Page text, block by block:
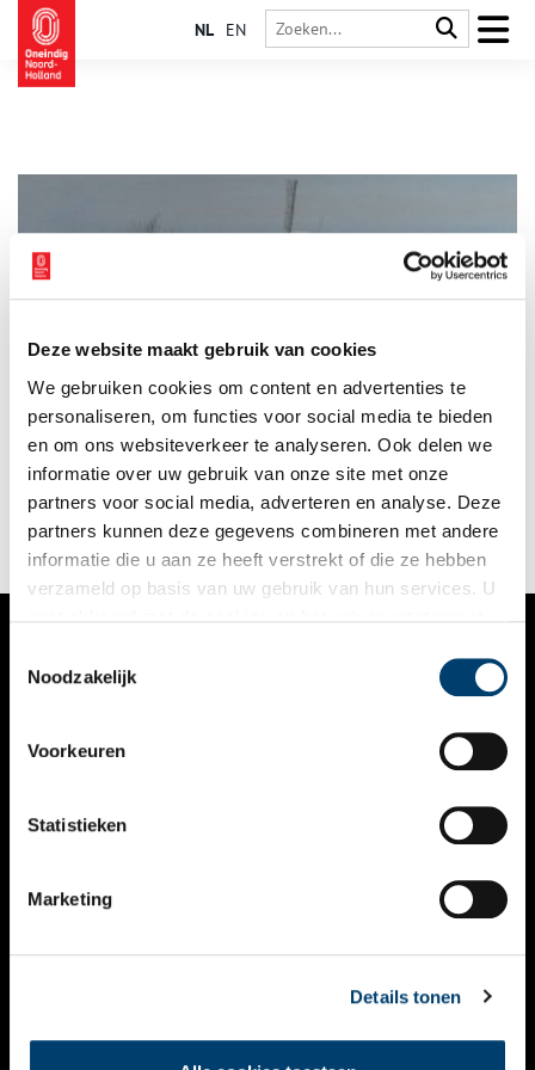
Deze website maakt gebruik van cookies
We gebruiken cookies om content en advertenties te
personaliseren, om functies voor social media te bieden
en om ons websiteverkeer te analyseren. Ook delen we
informatie over uw gebruik van onze site met onze
partners voor social media, adverteren en analyse. Deze
partners kunnen deze gegevens combineren met andere
informatie die u aan ze heeft verstrekt of die ze hebben
verzameld op basis van uw gebruik van hun services. U
Noodzakelijk
Voorkeuren
Statistieken
Marketing
Details tonen
NL EN
Het werk van de in 1952 te Wormerveer geboren Jan
Groenhart is heel geliefd. Het door en door Noord-Hollandse
karakter heeft daar veel mee te maken. Deze aquarel uit 1985
van de Viaanse molen van de Bergermeer bij Alkmaar vormt
een mooi voorbeeld van Groenharts gevoel voor het
landschap. Hoogheemraadschap Hollands Noorderkwartier
heeft een hele serie molenaquarellen van Groenhart in de
collectie.
VERHALEN
KALENDER
THEMA’S
VIDEO’S
CONTACT